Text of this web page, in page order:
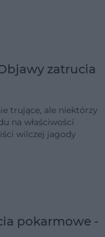
zatrucia
trujące, ale niektórzy
na właściwości
wilczej jagody
pokarmowe -